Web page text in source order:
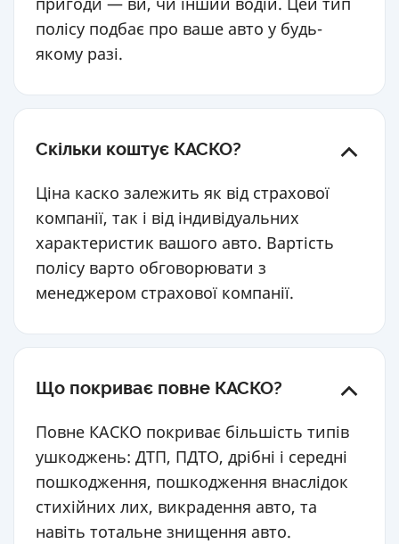
полісу подбає про ваше авто у будь-
якому разі.
Скільки коштує КАСКО?
Ціна каско залежить як від страхової
компанії, так і від індивідуальних
характеристик вашого авто. Вартість
полісу варто обговорювати з
менеджером страхової компанії.
Що покриває повне КАСКО?
Повне КАСКО покриває більшість типів
ушкоджень: ДТП, ПДТО, дрібні і середні
пошкодження, пошкодження внаслідок
стихійних лих, викрадення авто, та
навіть тотальне знищення авто.